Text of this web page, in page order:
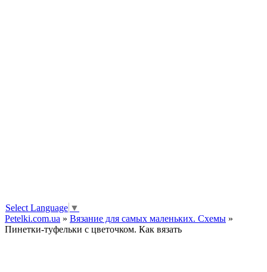
Select Language ▼
Petelki.com.ua » Вязание для самых маленьких. Схемы »
Пинетки-туфельки с цветочком. Как вязать